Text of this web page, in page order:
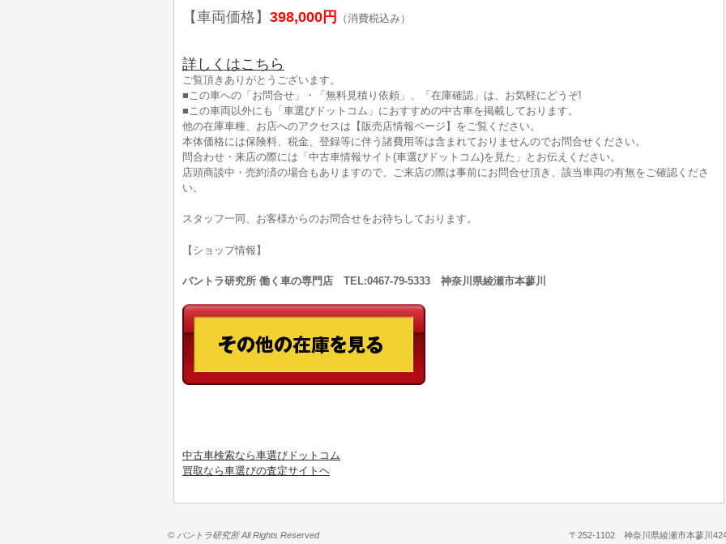
【車両価格】 398,000円 （消費税込み）
詳しくはこちら
ご覧頂きありがとうございます。
■この車への「お問合せ」・「無料見積り依頼」、「在庫確認」は、お気軽にどうぞ!
■この車両以外にも「車選びドットコム」におすすめの中古車を掲載しております。
他の在庫車種、お店へのアクセスは【販売店情報ページ】をご覧ください。
本体価格には保険料、税金、登録等に伴う諸費用等は含まれておりませんのでお問合せください。
問合わせ・来店の際には「中古車情報サイト(車選びドットコム)を見た」とお伝えください。
店頭商談中・売約済の場合もありますので、ご来店の際は事前にお問合せ頂き、該当車両の有無をご確認くださ
い。
スタッフ一同、お客様からのお問合せをお待ちしております。
【ショップ情報】
バントラ研究所 働く車の専門店 TEL:0467-79-5333 神奈川県綾瀬市本蓼川
中古車検索なら車選びドットコム
買取なら車選びの査定サイトヘ
© バントラ研究所 All Rights Reserved 〒252-1102 神奈川県綾瀬市本蓼川